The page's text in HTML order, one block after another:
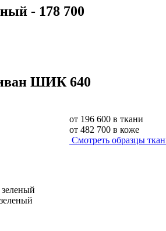
- 178 700
ШИК 640
от 196 600 в ткани
от 482 700 в коже
Смотреть образцы